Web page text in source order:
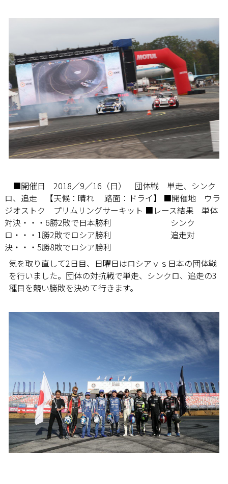
■開催日 2018／9／16（日） 団体戦 単走、シンク
ロ、追走 【天候：晴れ 路面：ドライ】 ■開催地 ウラ
ジオストク プリムリングサーキット ■レース結果 単体
対決・・・6勝2敗で日本勝利
シンク
ロ・・・1勝2敗でロシア勝利
追走対
決・・・5勝8敗でロシア勝利
気を取り直して2日目、日曜日はロシアｖｓ日本の団体戦
を行いました。団体の対抗戦で単走、シンクロ、追走の3
種目を競い勝敗を決めて行きます。